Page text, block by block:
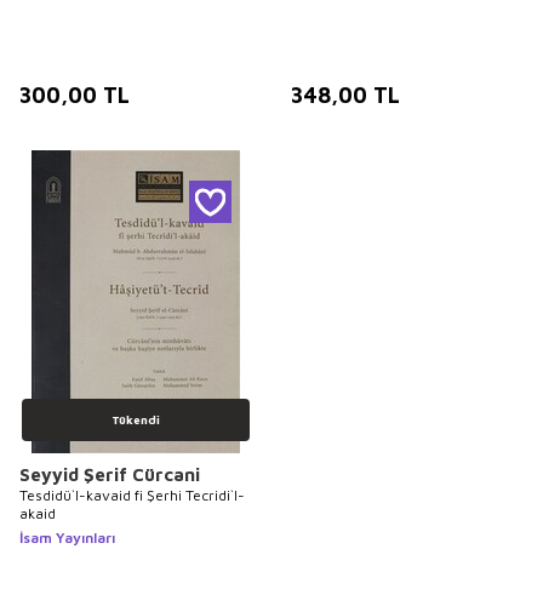
300,00 TL 348,00 TL
Tükendi
Seyyid Şerif Cürcani
Tesdidü`l-kavaid fi Şerhi Tecridi`l-
akaid
İsam Yayınları